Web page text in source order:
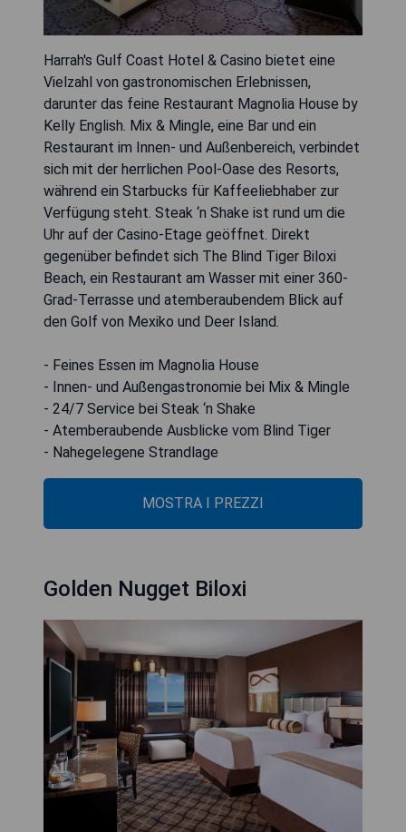
Harrah's Gulf Coast Hotel & Casino bietet eine
Vielzahl von gastronomischen Erlebnissen,
darunter das feine Restaurant Magnolia House by
Kelly English. Mix & Mingle, eine Bar und ein
Restaurant im Innen- und Außenbereich, verbindet
sich mit der herrlichen Pool-Oase des Resorts,
während ein Starbucks für Kaffeeliebhaber zur
Verfügung steht. Steak ‘n Shake ist rund um die
Uhr auf der Casino-Etage geöffnet. Direkt
gegenüber befindet sich The Blind Tiger Biloxi
Beach, ein Restaurant am Wasser mit einer 360-
Grad-Terrasse und atemberaubendem Blick auf
den Golf von Mexiko und Deer Island.
- Feines Essen im Magnolia House
- Innen- und Außengastronomie bei Mix & Mingle
- 24/7 Service bei Steak ‘n Shake
- Atemberaubende Ausblicke vom Blind Tiger
- Nahegelegene Strandlage
MOSTRA I PREZZI
Golden Nugget Biloxi